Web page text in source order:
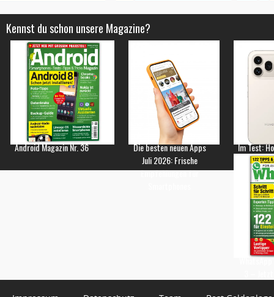
Kennst du schon unsere Magazine?
Android Magazin Nr. 36
Die besten neuen Apps
Juli 2026: Frische
Empfehlungen für
Im Test: